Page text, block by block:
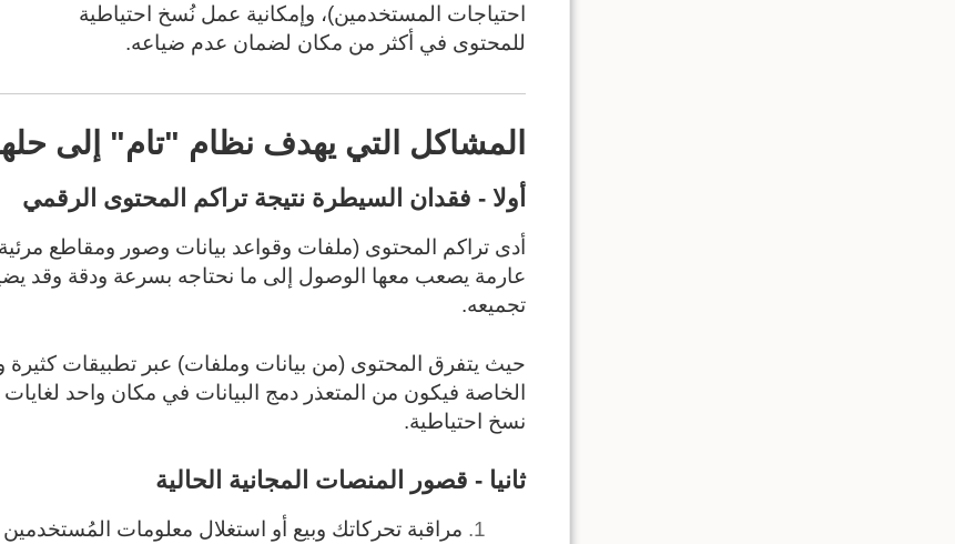
احتياجات المستخدمين)، وإمكانية عمل نُسخ احتياطية
للمحتوى في أكثر من مكان لضمان عدم ضياعه.
المشاكل التي يهدف نظام "تام" إلى
أولا - فقدان السيطرة نتيجة تراكم المحتوى الرقمي
أدى تراكم المحتوى (ملفات وقواعد بيانات وصور ومقاطع
عارمة يصعب معها الوصول إلى ما نحتاجه بسرعة ودقة وقد
تجميعه.
حيث يتفرق المحتوى (من بيانات وملفات) عبر تطبيقات كثيرة
الخاصة فيكون من المتعذر دمج البيانات في مكان واحد لغايات
نسخ احتياطية.
ثانيا - قصور المنصات المجانية الحالية
مراقبة تحركاتك وبيع أو استغلال معلومات